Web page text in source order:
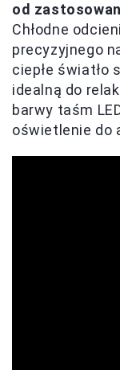
od
Chłodne
precyzyjnego
ciepłe światło
idealną do
barwy taśm
oświetlenie do